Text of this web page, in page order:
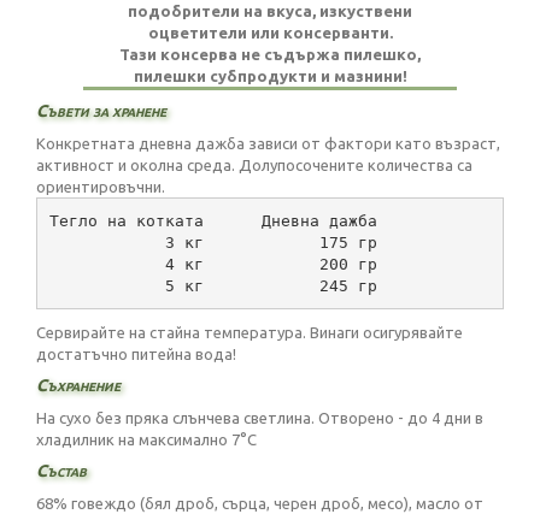
подобрители на вкуса, изкуствени
оцветители или консерванти.
Тази консерва не съдържа пилешко,
пилешки субпродукти и мазнини!
Съвети за хранене
Конкретната дневна дажба зависи от фактори като възраст,
активност и околна среда. Долупосочените количества са
ориентировъчни.
Тегло на котката      Дневна дажба
            3 кг            175 гр
            4 кг            200 гр
            5 кг            245 гр
Сервирайте на стайна температура. Винаги осигурявайте
достатъчно питейна вода!
Съхранение
На сухо без пряка слънчева светлина. Отворено - до 4 дни в
хладилник на максимално 7°C
Състав
68% говеждо (бял дроб, сърца, черен дроб, месо), масло от